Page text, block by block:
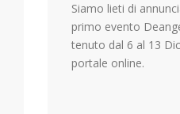
Siamo lieti di
primo evento
tenuto dal 6 al 13
portale online.